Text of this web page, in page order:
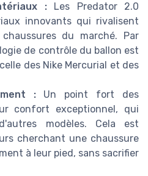
:Les Predator 2.0
innovants qui rivalisent
du marché. Par
de contrôle du ballon est
des Nike Mercurial et des
:Un point fort des
confort exceptionnel, qui
modèles. Cela est
cherchant une chaussure
à leur pied, sans sacrifier